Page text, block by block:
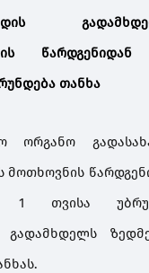
თანხა
ორგანო
მოთხოვნის
1 თვისა
გადამხდელს